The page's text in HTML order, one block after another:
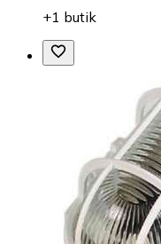
+1 butik